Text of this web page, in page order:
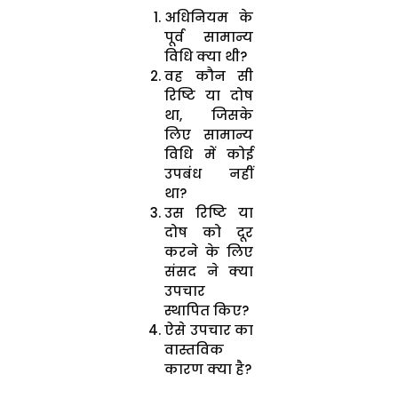
अधिनियम के
पूर्व सामान्य
विधि क्या थी?
वह कौन सी
रिष्टि या दोष
था, जिसके
लिए सामान्य
विधि में कोई
उपबंध नहीं
था?
उस रिष्टि या
दोष को दूर
करने के लिए
संसद ने क्या
उपचार
स्थापित किए?
ऐसे उपचार का
वास्तविक
कारण क्या है?